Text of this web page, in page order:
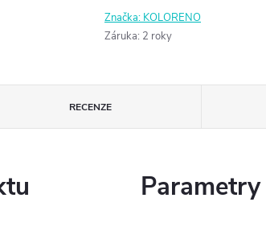
Značka: KOLORENO
Záruka: 2 roky
RECENZE